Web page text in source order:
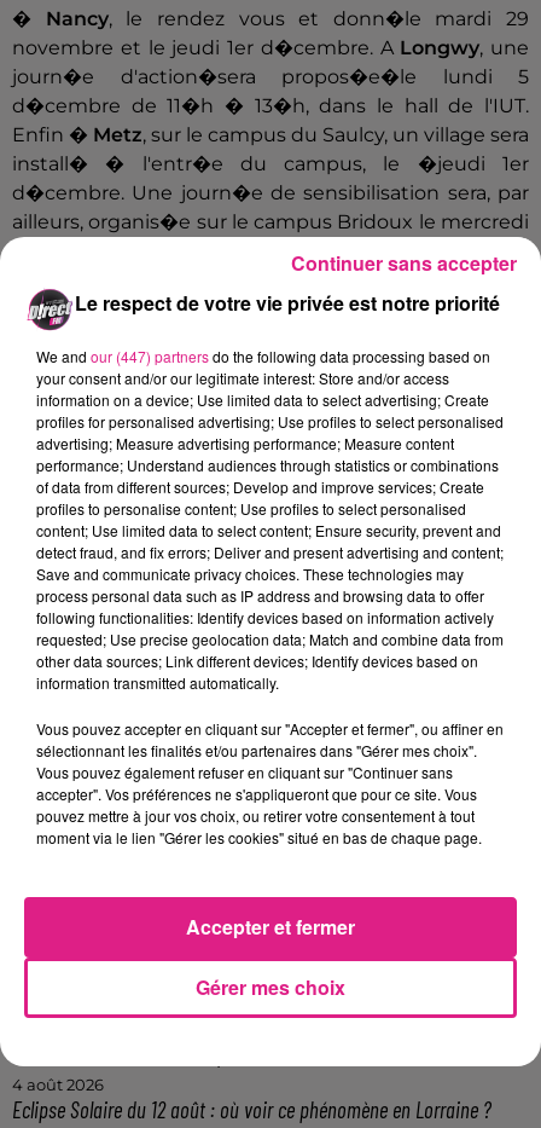
� Nancy, le rendez vous et donn�le mardi 29
novembre et le jeudi 1er d�cembre. A Longwy, une
journ�e d'action�sera propos�e�le lundi 5
d�cembre de 11�h � 13�h, dans le hall de l'IUT.
Enfin � Metz, sur le campus du Saulcy, un village sera
install� � l'entr�e du campus, le �jeudi 1er
d�cembre. Une journ�e de sensibilisation sera, par
ailleurs, organis�e sur le campus Bridoux le mercredi
l'UFR Unit� de Formation et de Recherche en
Sciences Fondamentales et Appliqu�es (SciFa).
En parall�le, la ville de Metz, la Mutualit� Fran�aise
Lorraine, et le CRI-BIJ se mobilisent �galement. Ce
jeudi, tout au long de la journ�e, les b�n�voles et
professionnels membres du collectif animeront des
stands d'information et de sensibilisation au
d�pistage au centre-ville de Metz. Des �quipes
mobiles d'�tudiants viendront en renfort des
membres du collectif en proposant des informations
sur les stands, en arpentant les rues pour sensibiliser
au d�pistage, � travers un questionnaire et en
distribuant des kits de pr�vention, et en allant aux
abords des lyc�es pour inciter les jeunes � se faire
FIL ACTUS
7 août 2026
Lorraine : une journée pas comme les autres au Parc animalier de...
Casting de Woof : l'Euro-Métropole de Metz part à la recherche de...
Officiel : Gauthier Hein quitte le FC Metz pour l'OGC Nice
4 août 2026
Eclipse Solaire du 12 août : où voir ce phénomène en Lorraine ?
Le respect de votre vie privée est notre priorité
We and our (447) partnersdo the following data processing based on
your consent and/or our legitimate interest: Store and/or access
information on a device; Use limited data to select advertising; Create
profiles for personalised advertising; Use profiles to select personalised
advertising; Measure advertising performance; Measure content
performance; Understand audiences through statistics or combinations
of data from different sources; Develop and improve services; Create
profiles to personalise content; Use profiles to select personalised
content; Use limited data to select content; Ensure security, prevent and
detect fraud, and fix errors; Deliver and present advertising and content;
Save and communicate privacy choices. These technologies may
process personal data such as IP address and browsing data to offer
following functionalities: Identify devices based on information actively
requested; Use precise geolocation data; Match and combine data from
other data sources; Link different devices; Identify devices based on
information transmitted automatically.
Vous pouvez accepter en cliquant sur "Accepter et fermer", ou affiner en
sélectionnant les finalités et/ou partenaires dans "Gérer mes choix".
Vous pouvez également refuser en cliquant sur "Continuer sans
accepter". Vos préférences ne s'appliqueront que pour ce site. Vous
pouvez mettre à jour vos choix, ou retirer votre consentement à tout
moment via le lien "Gérer les cookies" situé en bas de chaque page.
Gérer mes choix
Accepter et fermer
Continuer sans accepter